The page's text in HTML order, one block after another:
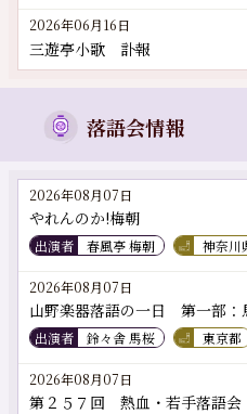
2026年06月16日
三遊亭小歌 訃報
落語会情報
2026年08月07日
やれんのか!梅朝
出演者 春風亭 梅朝 神奈川
2026年08月07日
山野楽器落語の一日 第一部：
出演者 鈴々舎 馬桜 東京都
2026年08月07日
第２５７回 熱血・若手落語会